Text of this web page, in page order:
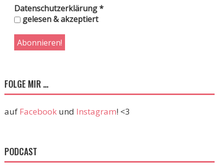
Datenschutzerklärung*
gelesen & akzeptiert
FOLGE MIR …
auf Facebookund Instagram! <3
PODCAST